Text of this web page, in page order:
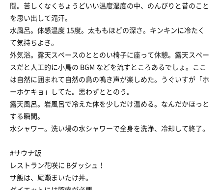
間。苦しくなくちょうどいい温度湿度の中、のんびりと昔のこと
を思い出して滝汗。
水風呂。体感温度 15度。太ももほどの深さ。キンキンに冷たく
て気持ちよき。
外気浴。露天スペースのととのい椅子に座って休憩。露天スペー
スだと人工的に小鳥の BGM などを流すところあるでしょ。ここ
は自然に囲まれて自然の鳥の鳴き声が楽しめた。うぐいすが「ホ
ーホケキョ」してた。思わずととのう。
露天風呂。岩風呂で冷えた体を少しだけ温める。なんだかほっと
する瞬間。
水シャワー。洗い場の水シャワーで全身を洗浄、冷却して終了。
#サウナ飯
レストラン花咲に Bダッシュ！
サ飯は、尾瀬まいたけ丼。